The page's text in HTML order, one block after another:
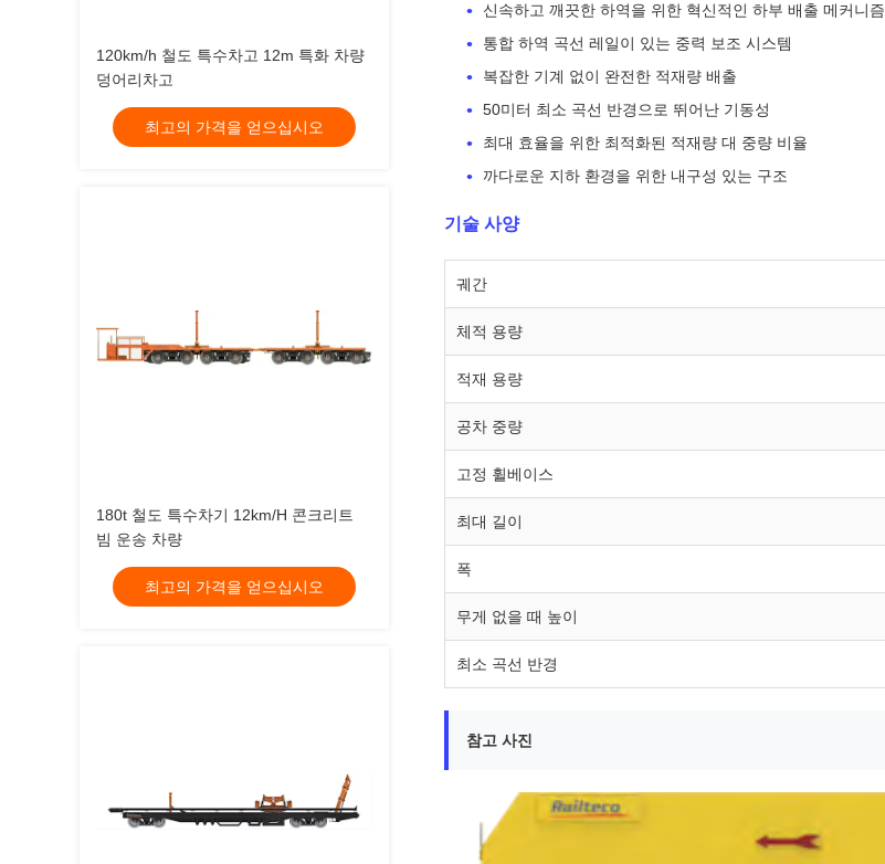
120km/h 철도 특수차고 12m 특화 차량
덩어리차고
최고의 가격을 얻으십시오
180t 철도 특수차기 12km/H 콘크리트
빔 운송 차량
최고의 가격을 얻으십시오
신속하고 깨끗한 하역을 위한 혁신적인 하부 배출 메커니즘
통합 하역 곡선 레일이 있는 중력 보조 시스템
복잡한 기계 없이 완전한 적재량 배출
50미터 최소 곡선 반경으로 뛰어난 기동성
최대 효율을 위한 최적화된 적재량 대 중량 비율
까다로운 지하 환경을 위한 내구성 있는 구조
기술 사양
궤간
체적 용량
적재 용량
공차 중량
고정 휠베이스
최대 길이
폭
무게 없을 때 높이
최소 곡선 반경
참고 사진